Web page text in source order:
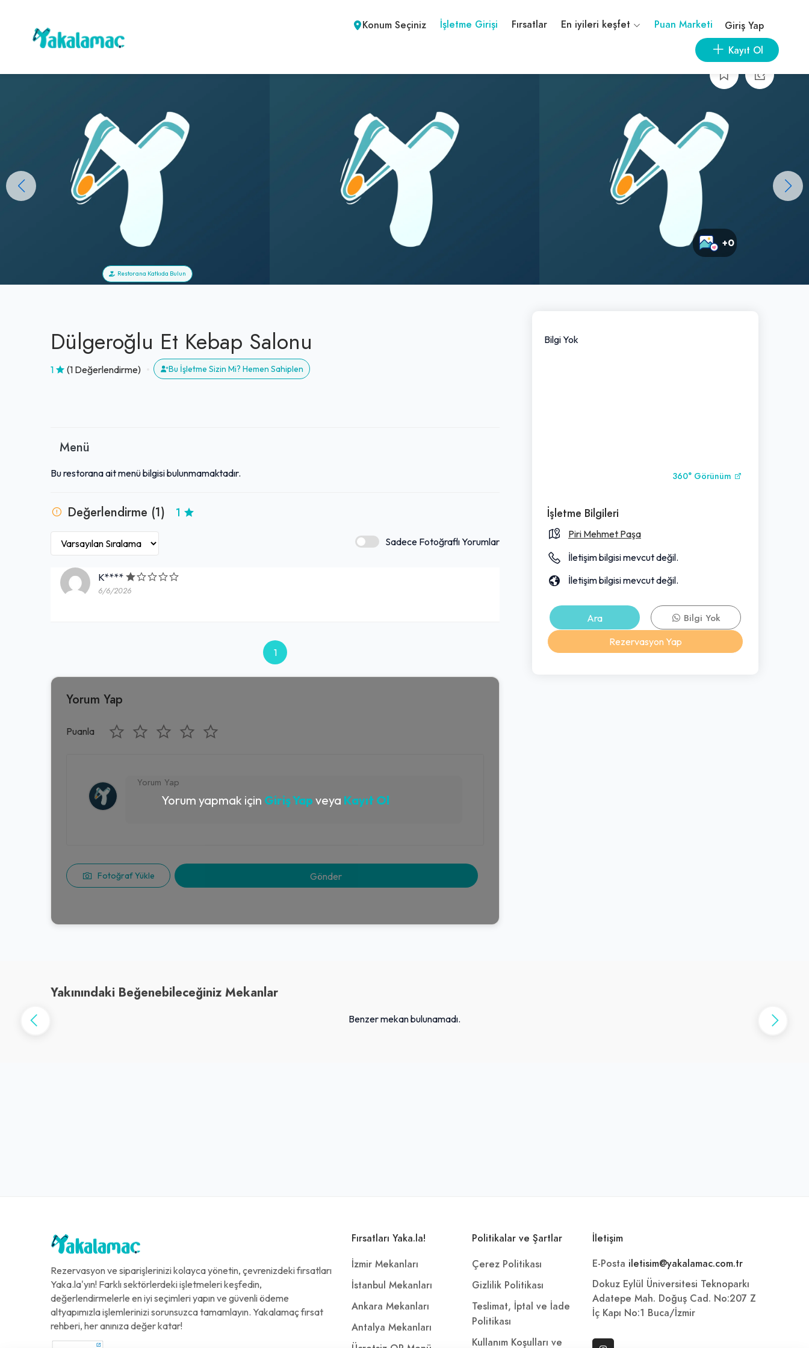
Konum Seçiniz İşletme Girişi Fırsatlar En iyileri keşfet Puan Marketi
Giriş Yap
Kayıt Ol
+0
Restorana Katkıda Bulun
Dülgeroğlu Et Kebap Salonu
1 (1 Değerlendirme) Bu İşletme Sizin Mi? Hemen Sahiplen
Menü
Bu restorana ait menü bilgisi bulunmamaktadır.
Değerlendirme (1) 1
Sadece Fotoğraflı Yorumlar
K****
6/6/2026
1
Yorum Yap
Puanla
Fotoğraf Yükle
Yorum yapmak için Giriş Yap veya Kayıt Ol
Bilgi Yok
360° Görünüm
İşletme Bilgileri
Piri Mehmet Paşa
İletişim bilgisi mevcut değil.
İletişim bilgisi mevcut değil.
Ara
Bilgi Yok
Rezervasyon Yap
Yakınındaki Beğenebileceğiniz Mekanlar
Benzer mekan bulunamadı.
Rezervasyon ve siparişlerinizi kolayca yönetin, çevrenizdeki fırsatları
Yaka.la'yın! Farklı sektörlerdeki işletmeleri keşfedin,
değerlendirmelerle en iyi seçimleri yapın ve güvenli ödeme
altyapımızla işlemlerinizi sorunsuzca tamamlayın. Yakalamaç fırsat
rehberi, her anınıza değer katar!
Fırsatları Yaka.la!
İzmir Mekanları
İstanbul Mekanları
Ankara Mekanları
Antalya Mekanları
Politikalar ve Şartlar
Çerez Politikası
Gizlilik Politikası
Teslimat, İptal ve İade
Politikası
Kullanım Koşulları ve
İletişim
E-Posta iletisim@yakalamac.com.tr
Dokuz Eylül Üniversitesi Teknoparkı
Adatepe Mah. Doğuş Cad. No:207 Z
İç Kapı No:1 Buca/İzmir